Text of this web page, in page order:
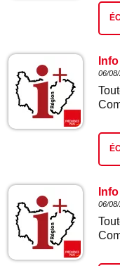
06/
06/